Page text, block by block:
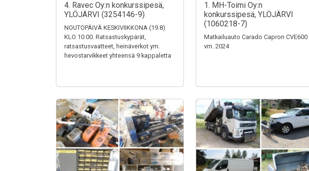
4. Ravec Oy:n konkurssipesä,
YLÖJÄRVI (3254146-9)
NOUTOPÄIVÄ KESKIVIIKKONA (19.8)
KLO 10.00. Ratsastuskypärät,
ratsastusvaatteet, heinäverkot ym.
hevostarvikkeet yhteensä 9 kappaletta
1. MH-Toimi Oy:n
konkurssipesä, YLÖJÄRVI
(1060218-7)
Matkailuauto Carado Capron CVE600
vm. 2024